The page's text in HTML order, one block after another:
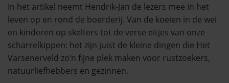
In het artikel neemt Hendrik-Jan de lezers mee in het
leven op en rond de boerderij. Van de koeien in de wei
en kinderen op skelters tot de verse eitjes van onze
scharrelkippen: het zijn juist de kleine dingen die Het
Varsenerveld zo’n fijne plek maken voor rustzoekers,
natuurliefhebbers en gezinnen.